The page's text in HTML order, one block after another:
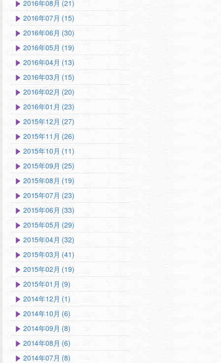
2016年08月 (21)
2016年07月 (15)
2016年06月 (30)
2016年05月 (19)
2016年04月 (13)
2016年03月 (15)
2016年02月 (20)
2016年01月 (23)
2015年12月 (27)
2015年11月 (26)
2015年10月 (11)
2015年09月 (25)
2015年08月 (19)
2015年07月 (23)
2015年06月 (33)
2015年05月 (29)
2015年04月 (32)
2015年03月 (41)
2015年02月 (19)
2015年01月 (9)
2014年12月 (1)
2014年10月 (6)
2014年09月 (8)
2014年08月 (6)
2014年07月 (8)